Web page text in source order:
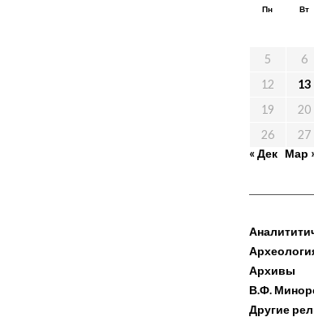
Пн Вт
5
6
12
13
19
20
26
27
« Дек Мар
Архивы
В.Ф.
Другие